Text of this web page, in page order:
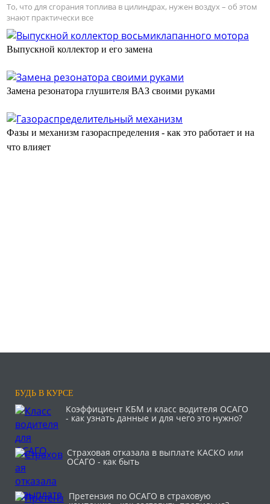
То, что для сгорания топлива в цилиндрах, нужен воздух – об этом
знают практически все
Выпускной коллектор и его замена
Замена резонатора глушителя ВАЗ своими руками
Фазы и механизм газораспределения - как это работает и на
что влияет
БУДЬ В КУРСЕ
Коэффициент КБМ и класс водителя ОСАГО
- как узнать данные и для чего это нужно?
Страховая отказала в выплате КАСКО или
ОСАГО - как быть
Претензия по ОСАГО в страховую